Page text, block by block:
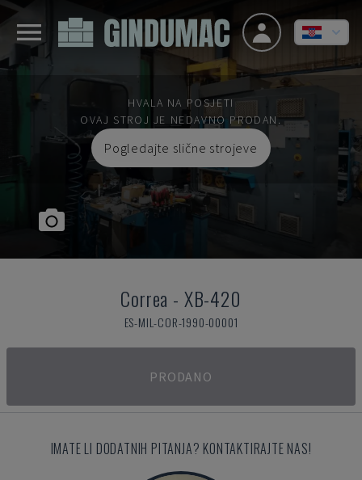
HVALA NA POSJETI
OVAJ STROJ JE NEDAVNO PRODAN.
Pogledajte slične strojeve
Correa - XB-420
ES-MIL-COR-1990-00001
PRODANO
IMATE LI DODATNIH PITANJA? KONTAKTIRAJTE NAS!